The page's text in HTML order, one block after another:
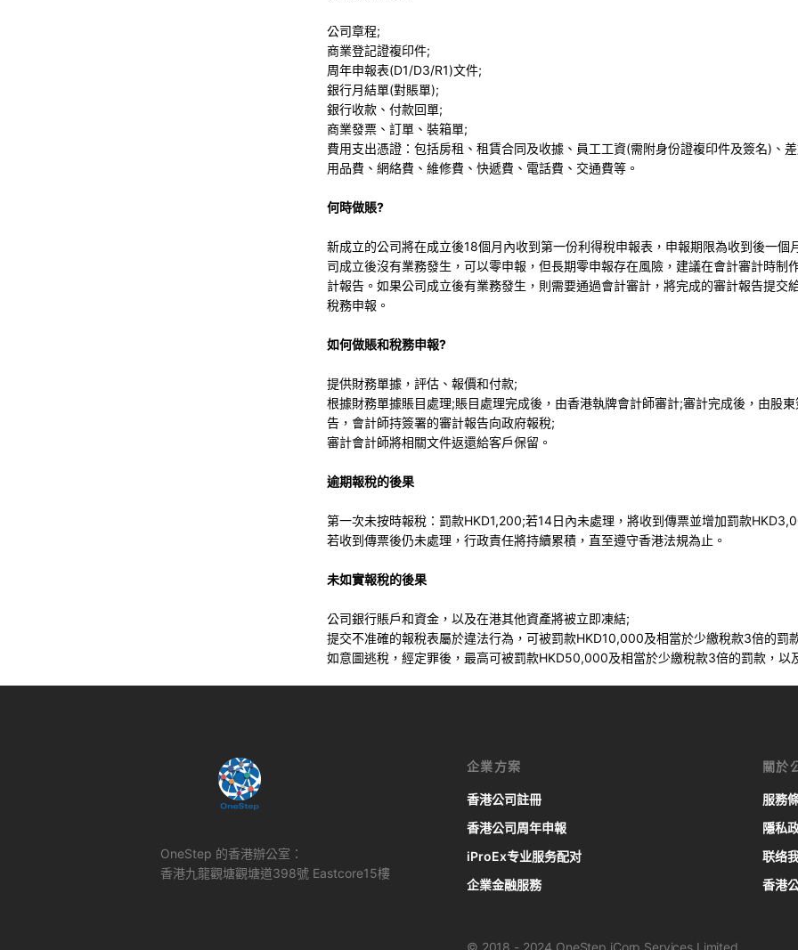
公司章程;
商業登記證複印件;
周年申報表(D1/D3/R1)文件;
銀行月結單(對賬單);
銀行收款、付款回單;
商業發票、訂單、裝箱單;
費用支出憑證：包括房租、租賃合同及收據、員工工資(需附身份證複印件及簽名)、
用品費、網絡費、維修費、快遞費、電話費、交通費等。
何時做賬?
新成立的公司將在成立後18個月內收到第一份利得稅申報表，申報期限為收到後一個
司成立後沒有業務發生，可以零申報，但長期零申報存在風險，建議在會計審計時制
計報告。如果公司成立後有業務發生，則需要通過會計審計，將完成的審計報告提交
稅務申報。
如何做賬和稅務申報?
提供財務單據，評估、報價和付款;
根據財務單據賬目處理;賬目處理完成後，由香港執牌會計師審計;審計完成後，由股
告，會計師持簽署的審計報告向政府報稅;
審計會計師將相關文件返還給客戶保留。
逾期報稅的後果
第一次未按時報稅：罰款HKD1,200;若14日內未處理，將收到傳票並增加罰款
若收到傳票後仍未處理，行政責任將持續累積，直至遵守香港法規為止。
未如實報稅的後果
公司銀行賬戶和資金，以及在港其他資產將被立即凍結;
提交不准確的報稅表屬於違法行為，可被罰款HKD10,000及相當於少繳稅款3倍的罰
如意圖逃稅，經定罪後，最高可被罰款HKD50,000及相當於少繳稅款3倍的罰款，以
OneStep 的香港辦公室：
香港九龍觀塘觀塘道398號 Eastcore15樓
企業方案
香港公司註冊
香港公司周年申報
iProEx专业服务配对
企業金融服務
關於
服務
隱私
联络
香港
© 2018 - 2024 OneStep iCorp Services Limited